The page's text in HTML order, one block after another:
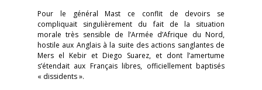
Pour le général Mast ce conflit de devoirs se
compliquait singulièrement du fait de la situation
morale très sensible de l’Armée d’Afrique du Nord,
hostile aux Anglais à la suite des actions sanglantes de
Mers el Kebir et Diego Suarez, et dont l’amertume
s’étendait aux Français libres, officiellement baptisés
« dissidents ».